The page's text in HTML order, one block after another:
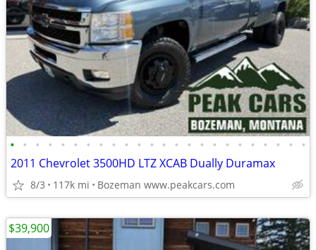
• • • • • • • • • • • • • • • • • • • • • • • •
2011 Chevrolet 3500HD LTZ XCAB Dually Duramax
8/3 117k mi Bozeman www.peakcars.com
$39,900